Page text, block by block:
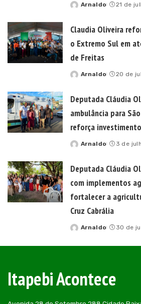
Posted
Arnaldo 21 de
Claudia Oliveira
o Extremo Sul em
de Freitas
Posted
Arnaldo 20 de
Deputada Cláudia
ambulância para
reforça
Posted
Arnaldo 3 de
Deputada Cláudia
com implementos
fortalecer a
Cruz Cabrália
Posted
Arnaldo 30 de
Itapebi Acontece